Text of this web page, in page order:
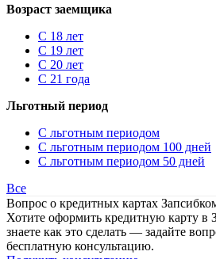
Возраст заемщика
С 18 лет
С 19 лет
С 20 лет
С 21 года
Льготный период
С льготным периодом
С льготным периодом 100 дней
С льготным периодом 50 дней
Все
Вопрос о кредитных картах
Хотите оформить кредитную карту в
знаете как это сделать — задайте
бесплатную консультацию.